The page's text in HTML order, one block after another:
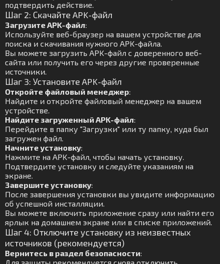
подтвердить действие.
Шаг 2: Скачайте APK-файл
Загрузите APK-файл:
Используйте веб-браузер на вашем устройстве для
поиска и скачивания нужного APK-файла.
Вы можете загрузить APK-файл с доверенного веб-
сайта или получить его через другие проверенные
источники.
Шаг 3: Установите APK-файл
Откройте файловый менеджер:
Найдите и откройте файловый менеджер на вашем
устройстве.
Найдите загруженный APK-файл:
Перейдите в папку "Загрузки" или ту папку, куда был
загружен файл.
Начните установку:
Нажмите на APK-файл, чтобы начать установку.
Подтвердите установку и следуйте указаниям на
экране.
Завершите установку:
После завершения установки вы увидите информацию
об успешной инсталляции.
Вы можете включить приложение сразу или найти его
ярлык на домашнем экране или в списке приложений.
Шаг 4: Отключите установку из неизвестных
источников (рекомендуется)
Вернитесь в раздел безопасности: